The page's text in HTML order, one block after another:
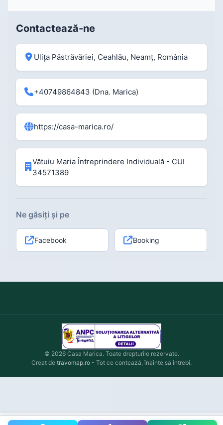
Contactează-ne
Ulița Păstrăvăriei, Ceahlău, Neamț, România
+40749864843 (Dna. Marica)
https://casa-marica.ro/
Vătuiu Maria Întreprindere Individuală - CUI
34571389
Ne găsiți și pe
Facebook Booking
© 2026 Casa Marica. Toate drepturile rezervate.
Creat de travomap.ro - Tot ce contează, înainte să întrebi.